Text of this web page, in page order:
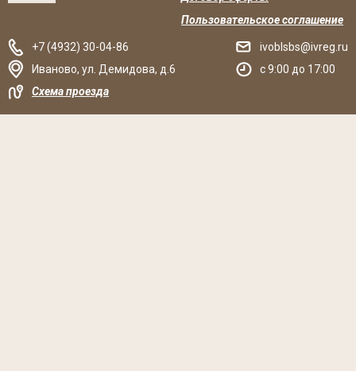
Пользовательское соглашение
+7 (4932) 30-04-86
Иваново, ул. Демидова, д.6
Схема проезда
ivoblsbs@ivreg.ru
c 9:00 до 17:00